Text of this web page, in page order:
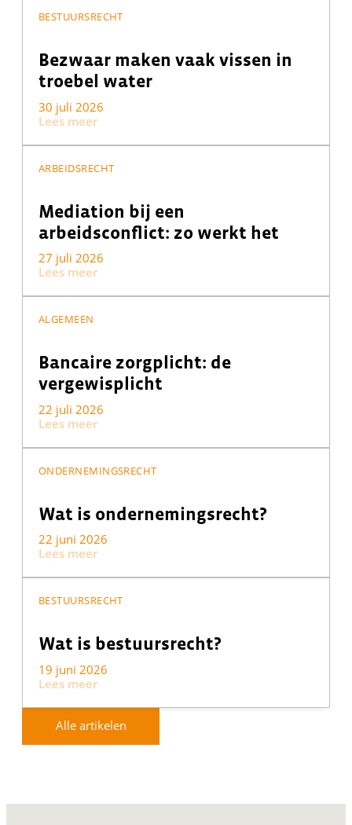
BESTUURSRECHT
Bezwaar maken vaak vissen in
troebel water
30 juli 2026
Lees meer
ARBEIDSRECHT
Mediation bij een
arbeidsconflict: zo werkt het
27 juli 2026
Lees meer
ALGEMEEN
Bancaire zorgplicht: de
vergewisplicht
22 juli 2026
Lees meer
ONDERNEMINGSRECHT
Wat is ondernemingsrecht?
22 juni 2026
Lees meer
BESTUURSRECHT
Wat is bestuursrecht?
19 juni 2026
Lees meer
Alle artikelen